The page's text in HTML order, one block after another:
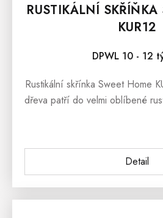
RUSTIKÁLNÍ
KUR12
DPWL 10 - 12
Detail
Rustikální skřínka Sweet Home
dřeva patří do velmi oblíbené